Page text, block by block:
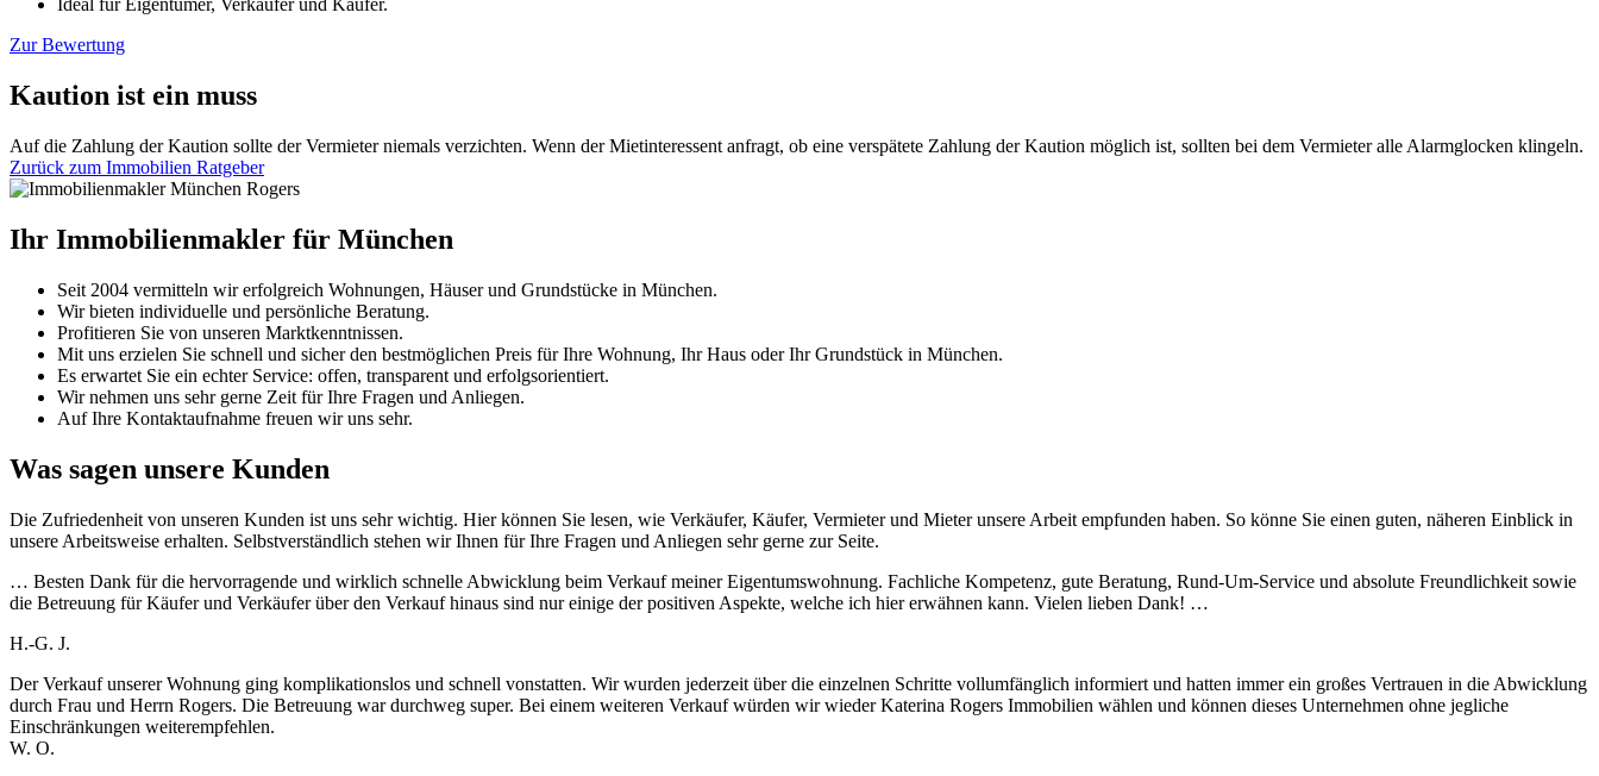
Ideal für Eigentümer, Verkäufer und Käufer.
Zur Bewertung
Kaution ist ein muss
Auf die Zahlung der Kaution sollte der Vermieter niemals verzichten. Wenn der Mietinteressent anfragt, ob eine verspätete Zahlung der Kaution möglich ist, sollten bei dem Vermieter alle Alarmglocken klingeln.
Zurück zum Immobilien Ratgeber
Ihr Immobilienmakler für München
Seit 2004 vermitteln wir erfolgreich Wohnungen, Häuser und Grundstücke in München.
Wir bieten individuelle und persönliche Beratung.
Profitieren Sie von unseren Marktkenntnissen.
Mit uns erzielen Sie schnell und sicher den bestmöglichen Preis für Ihre Wohnung, Ihr Haus oder Ihr Grundstück in München.
Es erwartet Sie ein echter Service: offen, transparent und erfolgsorientiert.
Wir nehmen uns sehr gerne Zeit für Ihre Fragen und Anliegen.
Auf Ihre Kontaktaufnahme freuen wir uns sehr.
Was sagen unsere Kunden
Die Zufriedenheit von unseren Kunden ist uns sehr wichtig. Hier können Sie lesen, wie Verkäufer, Käufer, Vermieter und Mieter unsere Arbeit empfunden haben. So könne Sie einen guten, näheren Einblick in
unsere Arbeitsweise erhalten. Selbstverständlich stehen wir Ihnen für Ihre Fragen und Anliegen sehr gerne zur Seite.
… Besten Dank für die hervorragende und wirklich schnelle Abwicklung beim Verkauf meiner Eigentumswohnung. Fachliche Kompetenz, gute Beratung, Rund-Um-Service und absolute Freundlichkeit sowie
die Betreuung für Käufer und Verkäufer über den Verkauf hinaus sind nur einige der positiven Aspekte, welche ich hier erwähnen kann. Vielen lieben Dank! …
H.-G. J.
Der Verkauf unserer Wohnung ging komplikationslos und schnell vonstatten. Wir wurden jederzeit über die einzelnen Schritte vollumfänglich informiert und hatten immer ein großes Vertrauen in die Abwicklung
durch Frau und Herrn Rogers. Die Betreuung war durchweg super. Bei einem weiteren Verkauf würden wir wieder Katerina Rogers Immobilien wählen und können dieses Unternehmen ohne jegliche
Einschränkungen weiterempfehlen.
W. O.